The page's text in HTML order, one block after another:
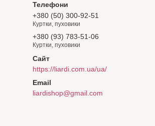
+380 (50) 300-92-51
Куртки, пуховики
+380 (93) 783-51-06
Куртки, пуховики
https://liardi.com.ua/ua/
liardishop@gmail.com